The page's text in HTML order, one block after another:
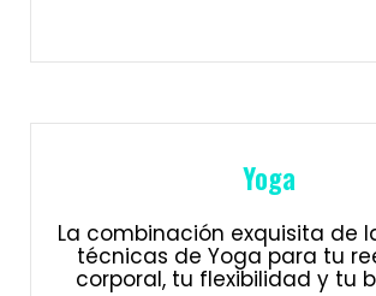
Yoga
La combinación exquisita de
técnicas de Yoga para tu
corporal, tu flexibilidad y tu